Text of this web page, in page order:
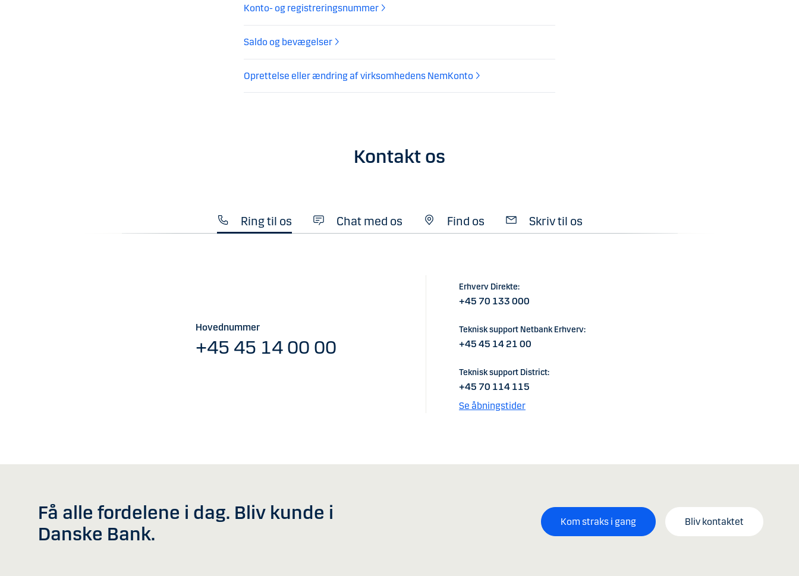
Konto- og registreringsnummer
Saldo og bevægelser
Oprettelse eller ændring af virksomhedens NemKonto
Kontakt os
Ring til os Chat med os Find os Skriv til os
Hovednummer
+45 45 14 00 00
Erhverv Direkte:
+45 70 133 000
Teknisk support Netbank Erhverv:
+45 45 14 21 00
Teknisk support District:
+45 70 114 115
Se åbningstider
Få alle fordelene i dag. Bliv kunde i
Danske Bank.
Kom straks i gang Bliv kontaktet